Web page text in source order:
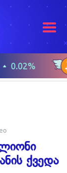
ქვედა